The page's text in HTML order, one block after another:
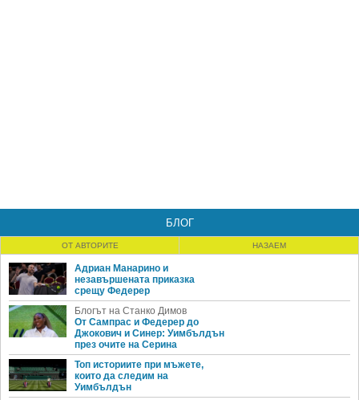
БЛОГ
ОТ АВТОРИТЕ НАЗАЕМ
Адриан Манарино и
незавършената приказка
срещу Федерер
Блогът на Станко Димов
От Сампрас и Федерер до
Джокович и Синер: Уимбълдън
през очите на Серина
Топ историите при мъжете,
които да следим на
Уимбълдън